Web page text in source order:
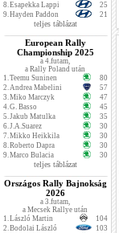
8.Esapekka Lappi
25
9.Hayden Paddon 21
teljes táblázat
European Rally
Championship 2025
a 4.futam,
a Rally Poland után
1.Teemu Suninen
80
2.Andrea Mabelini
57
3.Miko Marczyk
47
4.G. Basso
45
5.Jakub Matulka
35
6.J.A.Suarez
30
7.Mikko Heikkila
30
8.Roberto Dapra
30
9.Marco Bulacia 30
teljes táblázat
Országos Rally Bajnokság
2026
a 3.futam,
a Mecsek Rallye után
1.László Martin
104
2.Bodolai László
103